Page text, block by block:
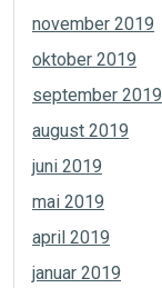
november 2019
oktober 2019
september 2019
august 2019
juni 2019
mai 2019
april 2019
januar 2019